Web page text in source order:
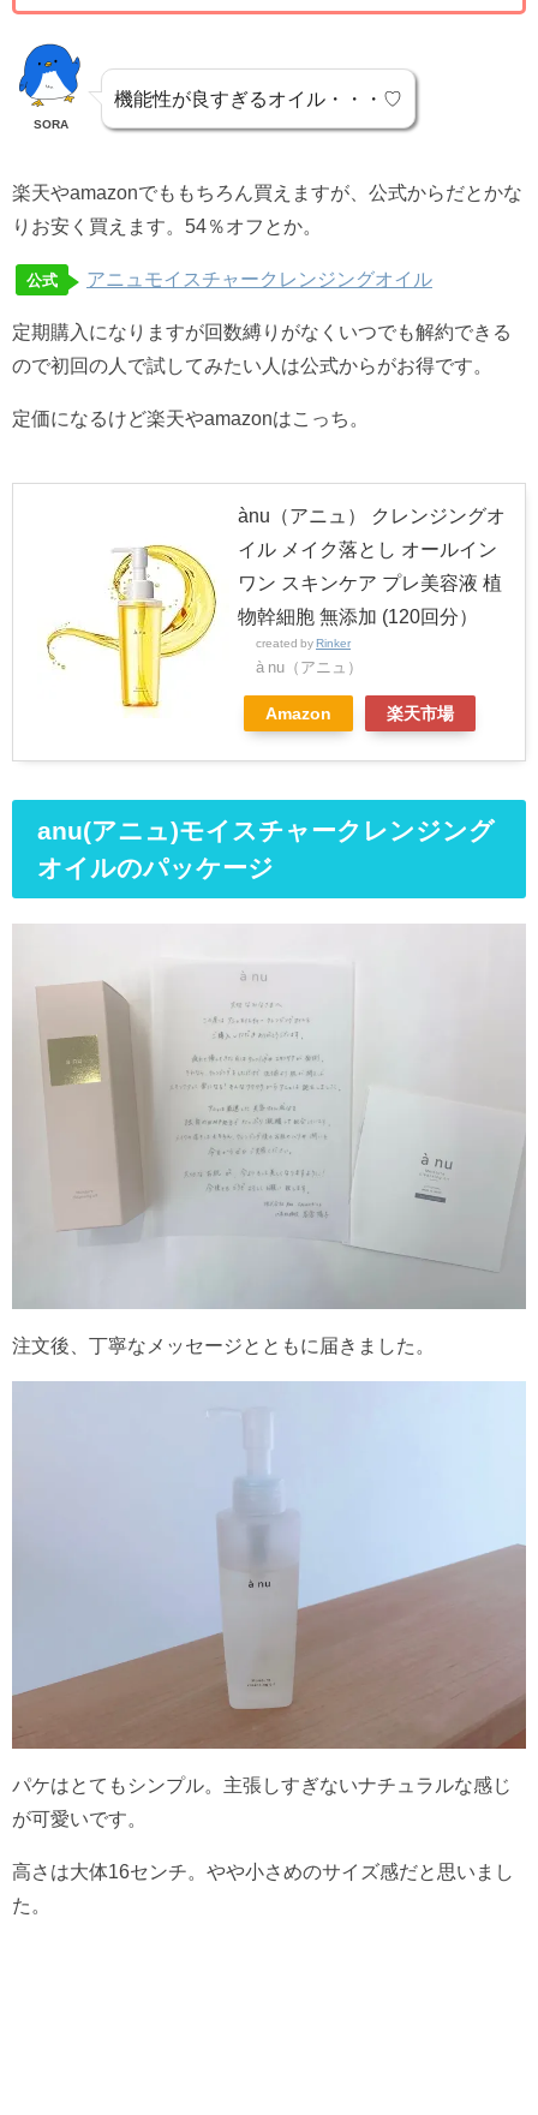
SORA
機能性が良すぎるオイル・・・♡
楽天やamazonでももちろん買えますが、公式からだとかな
りお安く買えます。54％オフとか。
公式 アニュモイスチャークレンジングオイル
定期購入になりますが回数縛りがなくいつでも解約できる
ので初回の人で試してみたい人は公式からがお得です。
定価になるけど楽天やamazonはこっち。
ànu（アニュ） クレンジングオ
イル メイク落とし オールイン
ワン スキンケア プレ美容液 植
物幹細胞 無添加 (120回分）
created by Rinker
à nu（アニュ）
Amazon 楽天市場
anu(アニュ)モイスチャークレンジング
オイルのパッケージ
注文後、丁寧なメッセージとともに届きました。
パケはとてもシンプル。主張しすぎないナチュラルな感じ
が可愛いです。
高さは大体16センチ。やや小さめのサイズ感だと思いまし
た。